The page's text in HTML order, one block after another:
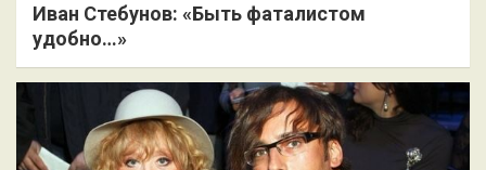
Иван Стебунов: «Быть фаталистом
удобно…»